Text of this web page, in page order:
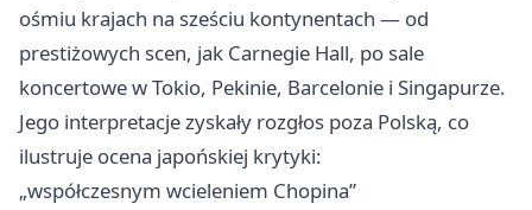
ośmiu krajach na sześciu kontynentach — od
prestiżowych scen, jak Carnegie Hall, po sale
koncertowe w Tokio, Pekinie, Barcelonie i Singapurze.
Jego interpretacje zyskały rozgłos poza Polską, co
ilustruje ocena japońskiej krytyki:
„współczesnym wcieleniem Chopina”